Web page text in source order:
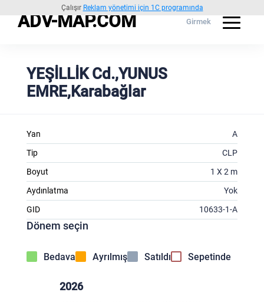
Çalışır Reklam yönetimi için 1C programında
ADV-MAP.COM Girmek
YEŞİLLİK Cd.,YUNUS
EMRE,Karabağlar
Yan
A
Tip
CLP
Boyut
1 X 2 m
Aydınlatma
Yok
GID
10633-1-A
Dönem seçin
Bedava Ayrılmış Satıldı Sepetinde
2026